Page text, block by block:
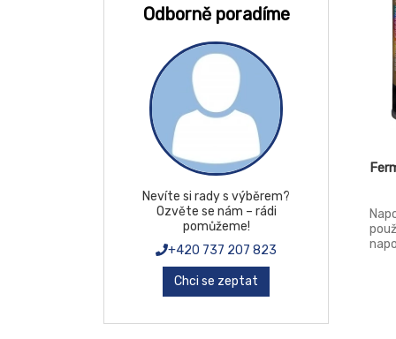
Odborně poradíme
Nevíte si rady s výběrem?
Ozvěte se nám – rádi
pomůžeme!
+420 737 207 823
Chci se zeptat